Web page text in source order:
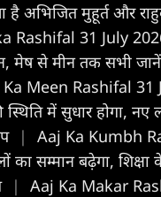
है अभिजित मुहूर्त और
Rashifal 31 July
मेष से मीन तक सभी
Meen Rashifal 31
स्थिति में सुधार होगा, नए
|
Aaj Ka Kumbh
का सम्मान बढ़ेगा, शिक्षा
|
Aaj Ka Makar